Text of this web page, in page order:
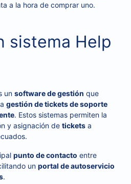
a la hora de comprar uno.
sistema Help
un software de gestión que
gestión de tickets de soporte
. Estos sistemas permiten la
y asignación de tickets a
punto de contacto entre
un portal de autoservicio
.